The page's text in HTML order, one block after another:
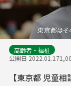
高齢者・福祉
公開日 2022.01.17
【東京都 児童